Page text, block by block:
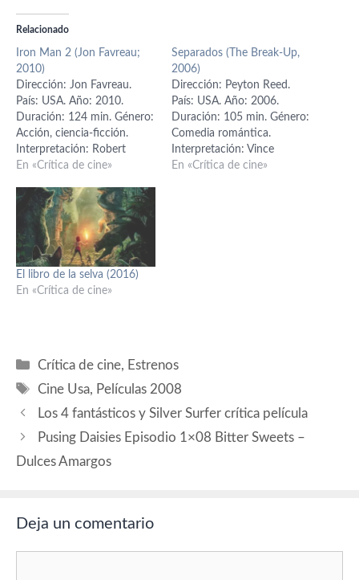
Relacionado
Iron Man 2 (Jon Favreau;
2010)
Dirección: Jon Favreau.
País: USA. Año: 2010.
Duración: 124 min. Género:
Acción, ciencia-ficción.
Interpretación: Robert
Downey Jr. (Tony Stark/Iron
(Nick Furia), Scarlett
Johansson (Natalie/Viuda
Negra), Mickey Rourke (Ivan
Vanko/Whiplash), Leslie
Bibb (Christine), Gwyneth
Paltrow (Pepper Potts), Kate
Mara (Bethany Cabe), Don
En «Crítica de cine»
Separados (The Break-Up,
2006)
Dirección: Peyton Reed.
País: USA. Año: 2006.
Duración: 105 min. Género:
Comedia romántica.
Interpretación: Vince
Vaughn (Gary Grobowski),
En «Crítica de cine»
El libro de la selva (2016)
En «Crítica de cine»
Categorías
Crítica de cine, Estrenos
Etiquetas
Cine Usa, Películas 2008
Los 4 fantásticos y Silver Surfer crítica película
Pusing Daisies Episodio 1×08 Bitter Sweets –
Dulces Amargos
Deja un comentario